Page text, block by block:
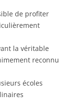
de profiter
la véritable
reconnu
écoles